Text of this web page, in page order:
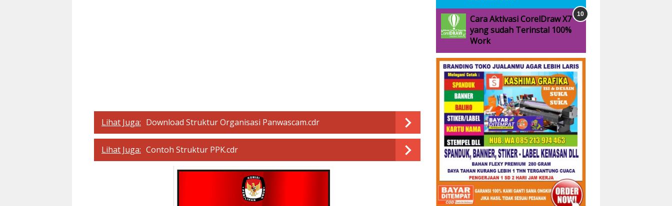
Lihat Juga: Download Struktur Organisasi Panwascam.cdr
Lihat Juga: Contoh Struktur PPK.cdr
Cara Aktivasi CorelDraw X7
yang sudah Terinstal 100%
Work